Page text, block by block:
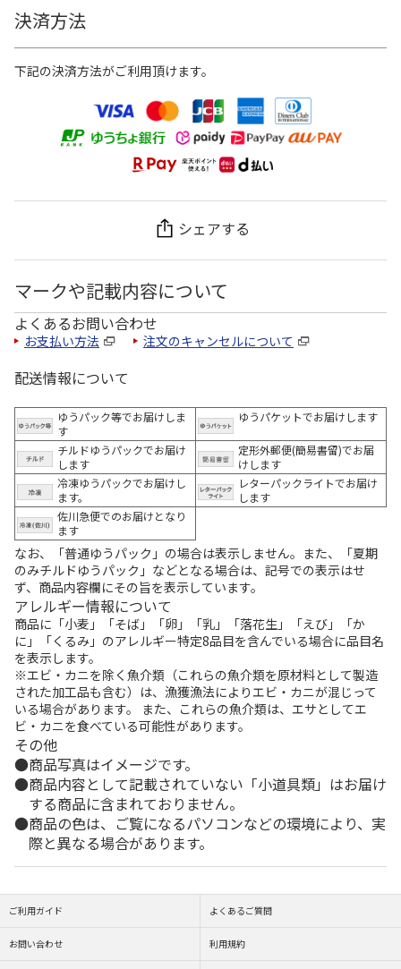
決済方法
下記の決済方法がご利用頂けます。
シェアする
マークや記載内容について
よくあるお問い合わせ
お支払い方法 注文のキャンセルについて
配送情報について
ゆうパック等でお届けしま
す
ゆうパケットでお届けします
チルドゆうパックでお届け
します
定形外郵便(簡易書留)でお届
けします
冷凍ゆうパックでお届けし
ます。
レターパックライトでお届け
します
佐川急便でのお届けとなり
ます
なお、「普通ゆうパック」の場合は表示しません。また、「夏期
のみチルドゆうパック」などとなる場合は、記号での表示はせ
ず、商品内容欄にその旨を表示しています。
アレルギー情報について
商品に「小麦」「そば」「卵」「乳」「落花生」「えび」「か
に」「くるみ」のアレルギー特定8品目を含んでいる場合に品目名
を表示します。
※エビ・カニを除く魚介類（これらの魚介類を原材料として製造
された加工品も含む）は、漁獲漁法によりエビ・カニが混じって
いる場合があります。 また、これらの魚介類は、エサとしてエ
ビ・カニを食べている可能性があります。
その他
商品写真はイメージです。
商品内容として記載されていない「小道具類」はお届け
する商品に含まれておりません。
商品の色は、ご覧になるパソコンなどの環境により、実
際と異なる場合があります。
ご利用ガイド よくあるご質問
お問い合わせ 利用規約